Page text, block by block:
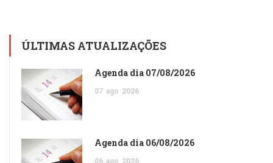
ÚLTIMAS ATUALIZAÇÕES
Agenda dia 07/08/2026
07 ago 2026
Agenda dia 06/08/2026
06 ago 2026